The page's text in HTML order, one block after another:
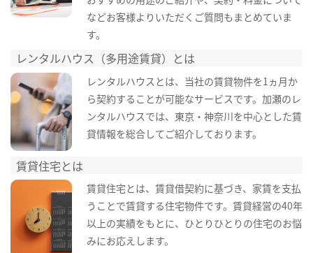
などお客様よりいただくご質問もまとめていま
す。
レンタルハウス（多用途賃貸）とは
レンタルハウスとは、当社の賃貸物件を1ヵ月か
ら契約することが可能なサービスです。加瀬のレ
ンタルハウスでは、東京・神奈川を中心とした賃
貸情報を総合してご紹介しております。
賃貸住宅とは
賃貸住宅とは、賃貸借契約に基づき、家賃を支払
うことで賃貸する住宅物件です。賃貸経営の40年
以上の実績をもとに、ひとりひとりの住宅のお悩
みにお応えします。